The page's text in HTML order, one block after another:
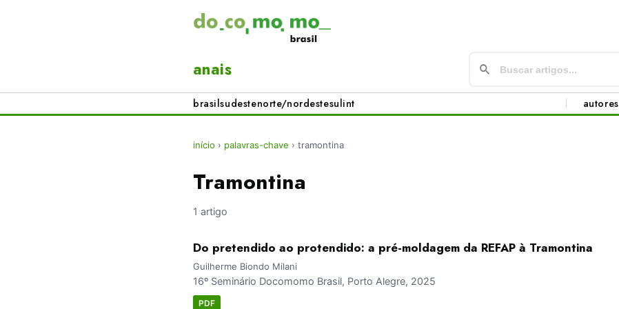
anais
brasilsudestenorte/nordestesulint autores
início › palavras-chave › tramontina
Tramontina
1 artigo
Do pretendido ao protendido: a pré-moldagem da REFAP à Tramontina
Guilherme Biondo Milani
16º Seminário Docomomo Brasil, Porto Alegre, 2025
PDF